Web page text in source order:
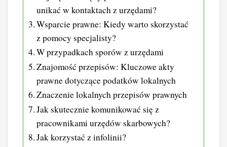
unikać w kontaktach z urzędami?
Wsparcie prawne: Kiedy warto skorzystać
z pomocy specjalisty?
W przypadkach sporów z urzędami
Znajomość przepisów: Kluczowe akty
prawne dotyczące podatków lokalnych
Znaczenie lokalnych przepisów prawnych
Jak skutecznie komunikować się z
pracownikami urzędów skarbowych?
Jak korzystać z infolinii?